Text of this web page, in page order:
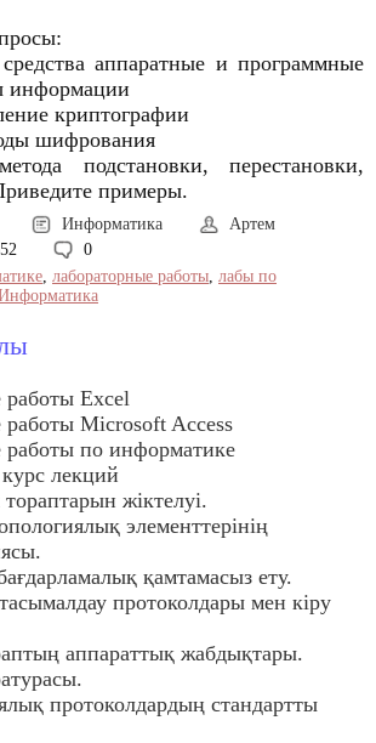
аппаратные и программные
информации
криптографии
шифрования
подстановки, перестановки,
примеры.
Информатика
Артем
0
, лабораторные работы, лабы по
работы Excel
Microsoft Access
работы по информатике
лекций
жіктелуі.
элементтерінің
қамтамасыз ету.
протоколдары мен кіру
аппараттық жабдықтары.
протоколдардың стандартты